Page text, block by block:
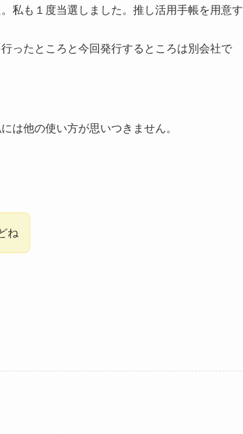
私も１度当選しました。推し活用手帳を用意す
ったところと今回発行するところは別会社で
は他の使い方が思いつきません。
ね